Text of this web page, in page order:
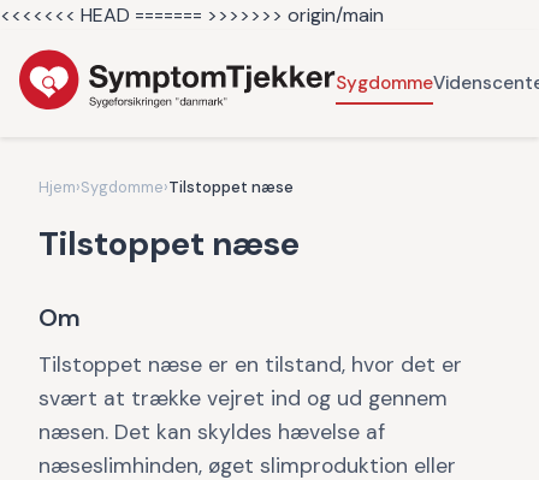
<<<<<<< HEAD ======= >>>>>>> origin/main
Sygdomme
Hjem›Sygdomme›Tilstoppet næse
Tilstoppet næse
Om
Tilstoppet næse er en tilstand, hvor det er
svært at trække vejret ind og ud gennem
næsen. Det kan skyldes hævelse af
næseslimhinden, øget slimproduktion eller